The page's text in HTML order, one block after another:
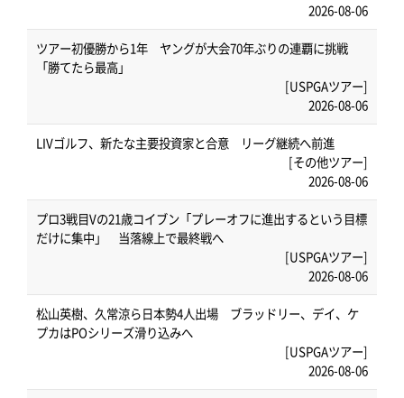
2026-08-06
ツアー初優勝から1年 ヤングが大会70年ぶりの連覇に挑戦
「勝てたら最高」
[USPGAツアー]
2026-08-06
LIVゴルフ、新たな主要投資家と合意 リーグ継続へ前進
[その他ツアー]
2026-08-06
プロ3戦目Vの21歳コイブン「プレーオフに進出するという目標
だけに集中」 当落線上で最終戦へ
[USPGAツアー]
2026-08-06
松山英樹、久常涼ら日本勢4人出場 ブラッドリー、デイ、ケ
プカはPOシリーズ滑り込みへ
[USPGAツアー]
2026-08-06